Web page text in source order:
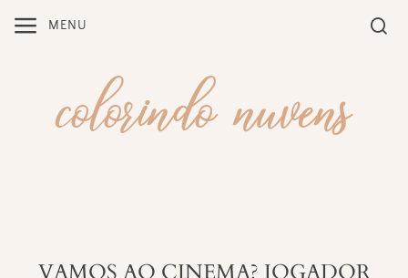
MENU
VAMOS AO CINEMA? JOGADOR